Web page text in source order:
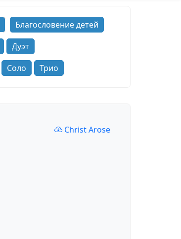
Благословение детей
Дуэт
Соло Трио
Christ Arose